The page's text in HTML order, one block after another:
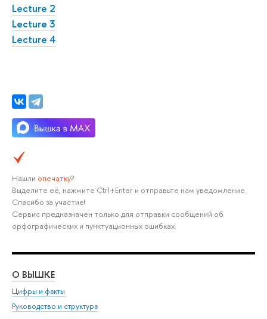
Lecture 2
Lecture 3
Lecture 4
Нашли опечатку?
Выделите её, нажмите Ctrl+Enter и отправьте нам уведомление.
Спасибо за участие!
Сервис предназначен только для отправки сообщений об
орфографических и пунктуационных ошибках.
О ВЫШКЕ
Цифры и факты
Руководство и структура